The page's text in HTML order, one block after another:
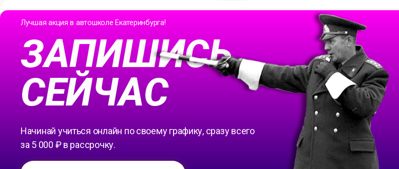
Лучшая акция в автошколе Екатеринбурга!
ЗАПИШИСЬ
СЕЙЧАС
Начинай учиться онлайн по своему графику, сразу всего
за 5 000 ₽ в рассрочку.